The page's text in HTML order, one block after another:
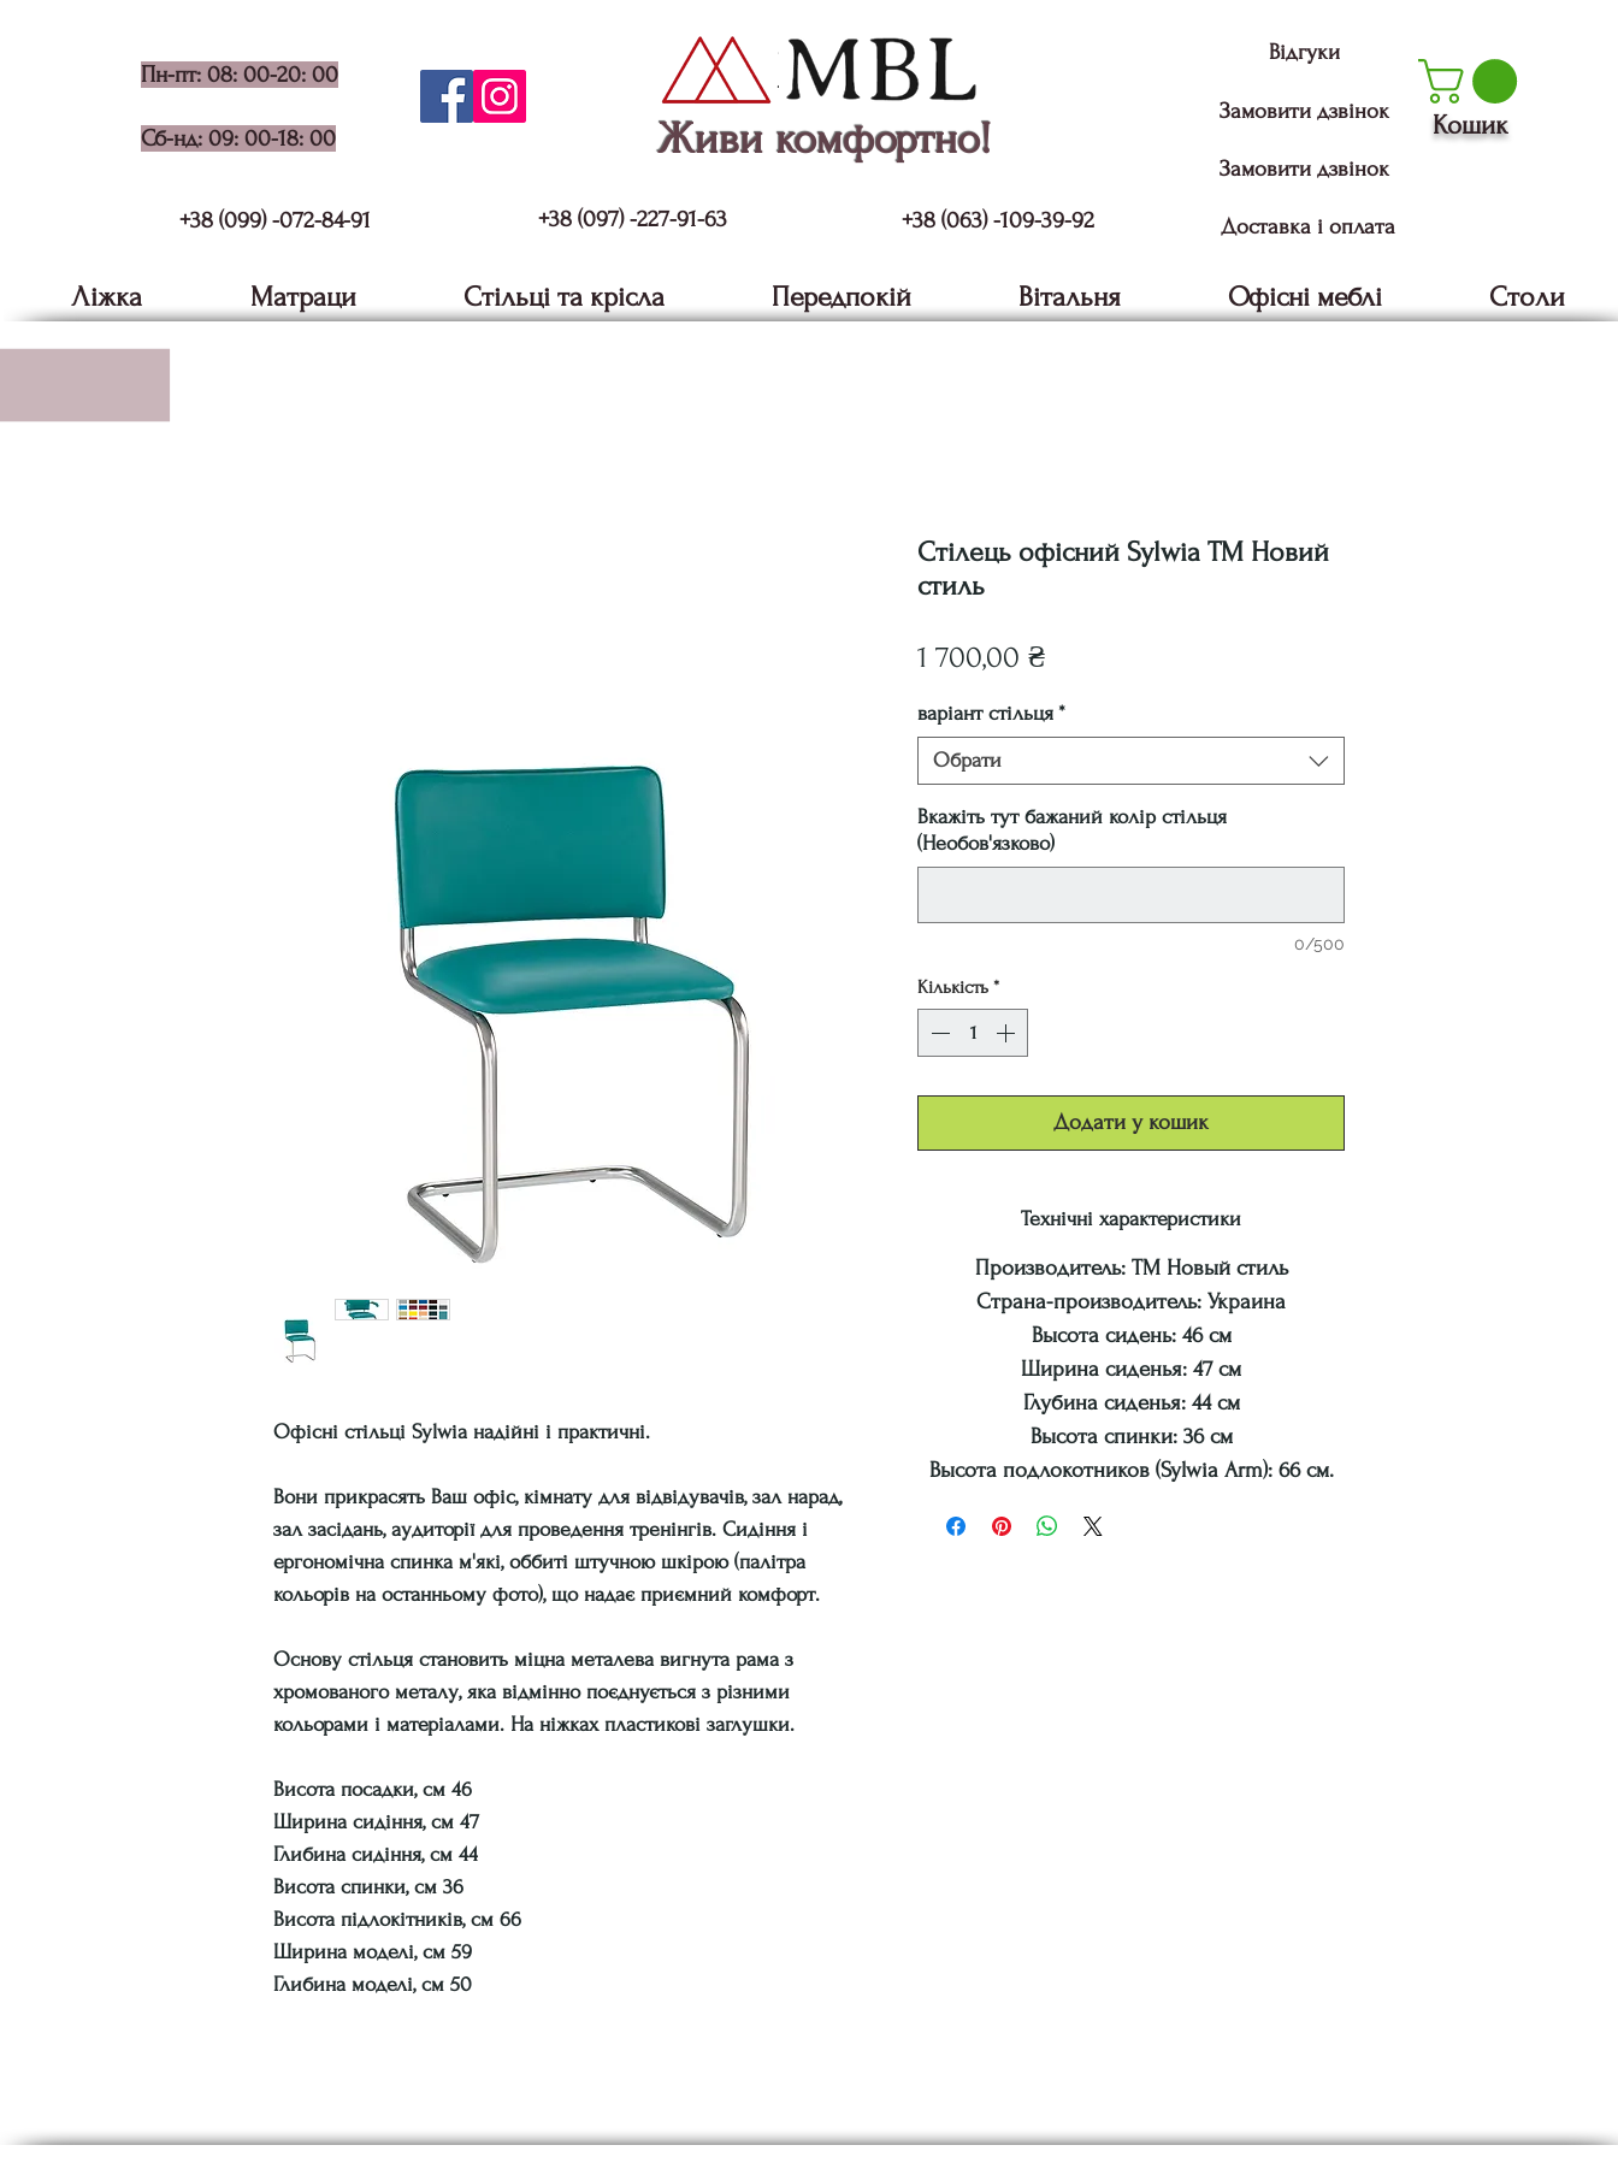
Пн-пт: 08: 00-20: 00
Сб-нд: 09: 00-18: 00 Живи комфортно!
Відгуки
Замовити дзвінок
Замовити дзвінок
Кошик
+38 (099) -072-84-91 +38 (097) -227-91-63 +38 (063) -109-39-92 Доставка і оплата
Ліжка Матраци Стільці та крісла Передпокій Вітальня Офісні меблі Столи
Офісні стільці Sylwia надійні і практичні.
Вони прикрасять Ваш офіс, кімнату для відвідувачів, зал нарад,
зал засідань, аудиторії для проведення тренінгів. Сидіння і
ергономічна спинка м'які, оббиті штучною шкірою (палітра
кольорів на останньому фото), що надає приємний комфорт.
Основу стільця становить міцна металева вигнута рама з
хромованого металу, яка відмінно поєднується з різними
кольорами і матеріалами. На ніжках пластикові заглушки.
Висота посадки, см 46
Ширина сидіння, см 47
Глибина сидіння, см 44
Висота спинки, см 36
Висота підлокітників, см 66
Ширина моделі, см 59
Глибина моделі, см 50
Стілець офісний Sylwia ТМ Новий
стиль
1 700,00 ₴Ціна
варіант стільця *
Обрати
Вкажіть тут бажаний колір стільця
(Необов'язково)
0/500
Кількість *
Додати у кошик
Технічні характеристики
Производитель: ТМ Новый стиль
Страна-производитель: Украина
Высота сидень: 46 см
Ширина сиденья: 47 см
Глубина сиденья: 44 см
Высота спинки: 36 см
Высота подлокотников (Sylwia Arm): 66 см.